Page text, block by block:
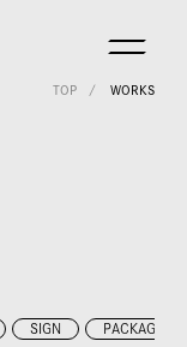
TOP WORKS
SIGN PACKAGE